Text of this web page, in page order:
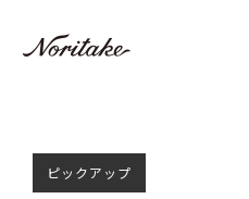
ピックアップ